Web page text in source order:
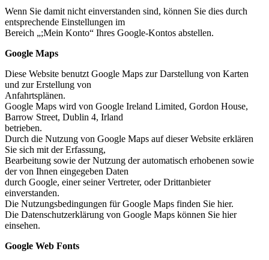
Wenn Sie damit nicht einverstanden sind, können Sie dies durch
entsprechende Einstellungen im
Bereich „;Mein Konto“ Ihres Google-Kontos abstellen.
Google Maps
Diese Website benutzt Google Maps zur Darstellung von Karten
und zur Erstellung von
Anfahrtsplänen.
Google Maps wird von Google Ireland Limited, Gordon House,
Barrow Street, Dublin 4, Irland
betrieben.
Durch die Nutzung von Google Maps auf dieser Website erklären
Sie sich mit der Erfassung,
Bearbeitung sowie der Nutzung der automatisch erhobenen sowie
der von Ihnen eingegeben Daten
durch Google, einer seiner Vertreter, oder Drittanbieter
einverstanden.
Die Nutzungsbedingungen für Google Maps finden Sie hier.
Die Datenschutzerklärung von Google Maps können Sie hier
einsehen.
Google Web Fonts